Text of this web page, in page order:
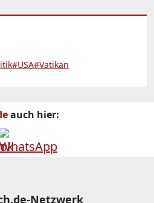
#USA#Vatikan
auch hier:
Netzwerk